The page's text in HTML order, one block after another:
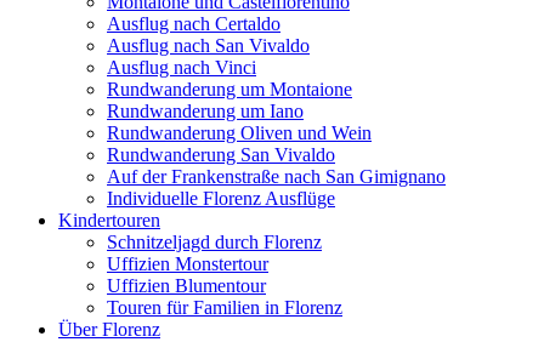
Ausflug nach Certaldo
Ausflug nach San Vivaldo
Ausflug nach Vinci
Rundwanderung um Montaione
Rundwanderung um Iano
Rundwanderung Oliven und Wein
Rundwanderung San Vivaldo
Auf der Frankenstraße nach San Gimignano
Individuelle Florenz Ausflüge
Kindertouren
Schnitzeljagd durch Florenz
Uffizien Monstertour
Uffizien Blumentour
Touren für Familien in Florenz
Über Florenz